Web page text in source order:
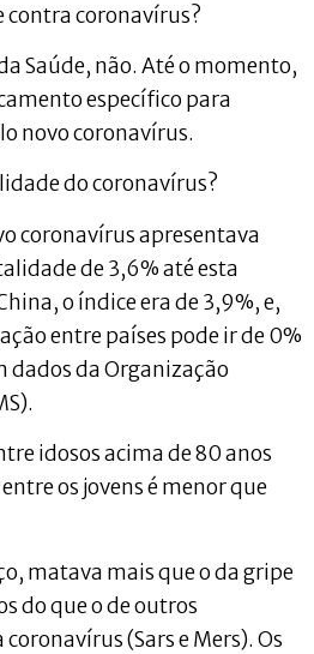
contra coronavírus?
Saúde, não. Até o momento,
específico para
novo coronavírus.
do coronavírus?
coronavírus apresentava
de 3,6% até esta
o índice era de 3,9%, e,
entre países pode ir de 0%
dados da Organização
idosos acima de 80 anos
os jovens é menor que
matava mais que o da gripe
do que o de outros
(Sars e Mers). Os